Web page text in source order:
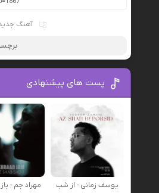
آهنگ
پست های پیشنهادی
یوسف زمانی - از شب
مهراد جم -